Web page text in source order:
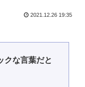
2021.12.26 19:35
クな言葉だと